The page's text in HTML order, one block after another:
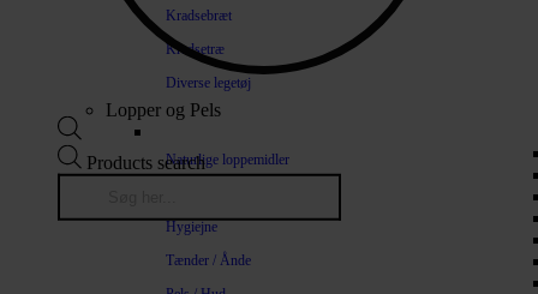
Kradsebræt
Kradsetræ
Diverse legetøj
Lopper og Pels
Naturlige loppemidler
Hygiejne
Tænder / Ånde
Products search